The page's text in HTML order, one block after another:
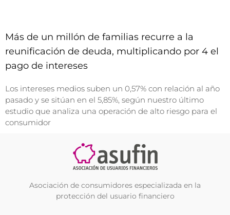
Más de un millón de familias recurre a la
reunificación de deuda, multiplicando por 4 el
pago de intereses
Los intereses medios suben un 0,57% con relación al año
pasado y se sitúan en el 5,85%, según nuestro último
estudio que analiza una operación de alto riesgo para el
consumidor
Asociación de consumidores especializada en la
protección del usuario financiero